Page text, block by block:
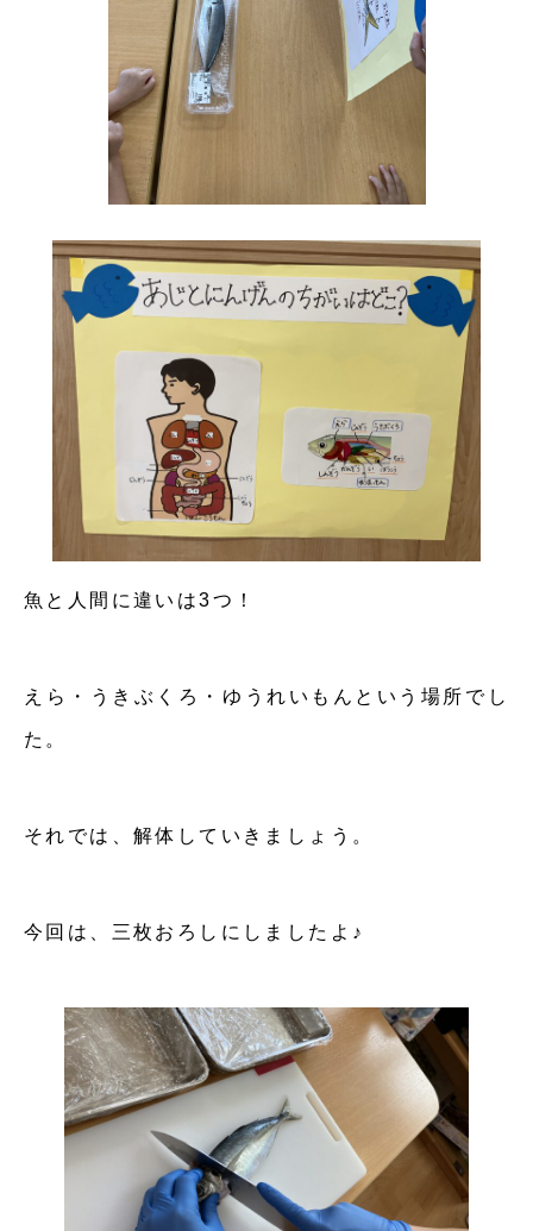
魚と人間に違いは3つ！
えら・うきぶくろ・ゆうれいもんという場所でし
た。
それでは、解体していきましょう。
今回は、三枚おろしにしましたよ♪